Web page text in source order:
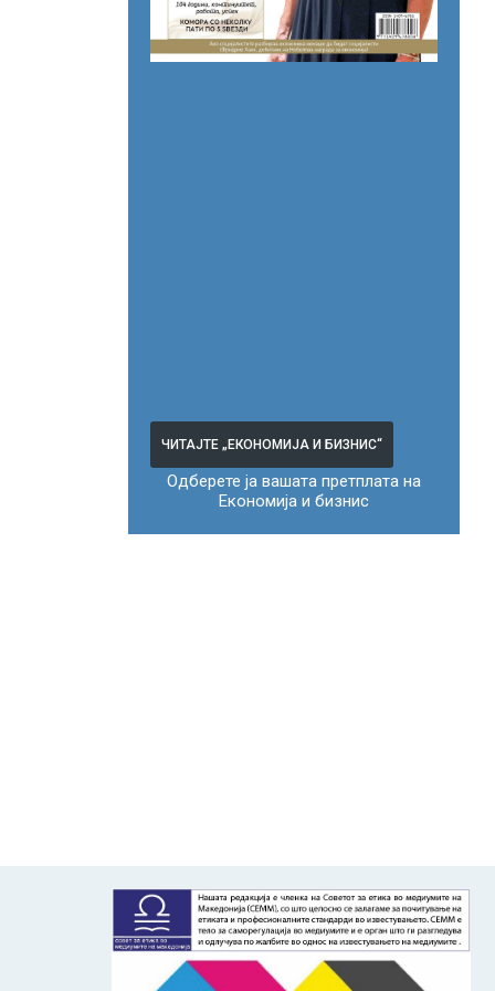
ЧИТАЈТЕ „ЕКОНОМИЈА И БИЗНИС“
Одберете ја вашата претплата на
Економија и бизнис